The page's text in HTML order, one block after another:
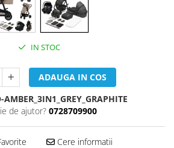
& sezlonguri
IN STOC
ADAUGA IN COS
AMBER_3IN1_GREY_GRAPHITE
de ajutor? 0728709900
Cere informatii